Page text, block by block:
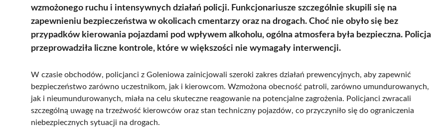
wzmożonego ruchu i intensywnych działań policji. Funkcjonariusze szczególnie skupili się na
zapewnieniu bezpieczeństwa w okolicach cmentarzy oraz na drogach. Choć nie obyło się bez
przypadków kierowania pojazdami pod wpływem alkoholu, ogólna atmosfera była bezpieczna. Policja
przeprowadziła liczne kontrole, które w większości nie wymagały interwencji.
W czasie obchodów, policjanci z Goleniowa zainicjowali szeroki zakres działań prewencyjnych, aby zapewnić
bezpieczeństwo zarówno uczestnikom, jak i kierowcom. Wzmożona obecność patroli, zarówno umundurowanych,
jak i nieumundurowanych, miała na celu skuteczne reagowanie na potencjalne zagrożenia. Policjanci zwracali
szczególną uwagę na trzeźwość kierowców oraz stan techniczny pojazdów, co przyczyniło się do ograniczenia
niebezpiecznych sytuacji na drogach.